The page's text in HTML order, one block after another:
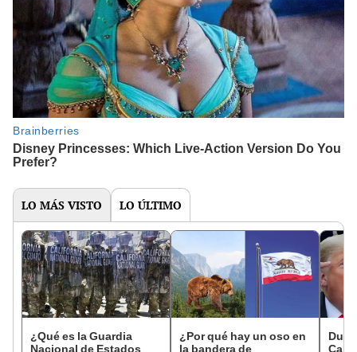
LO MÁS VISTO LO ÚLTIMO
¿Qué es la Guardia
Nacional de Estados
¿Por qué hay un oso en
la bandera de
Duro